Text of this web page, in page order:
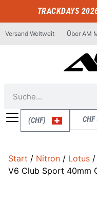
TRACKDAYS
Versand Weltweit Über AM
(CHF) CHF
Start / Nitron / Lotus /
V6 Club Sport 40mm